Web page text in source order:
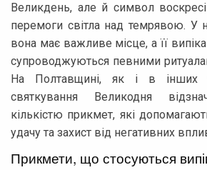
Великдень, але й символ
перемоги світла над темрявою. У
вона має важливе місце, а її
супроводжуються певними
На Полтавщині, як і в інших
святкування Великодня
кількістю прикмет, які
удачу та захист від негативних
Прикмети, що стосуються